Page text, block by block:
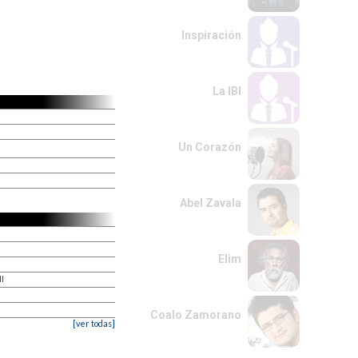
[ver todas]
Inspiración
La IBI
Un Corazón
Abel Zavala
Elim
Coalo Zamorano